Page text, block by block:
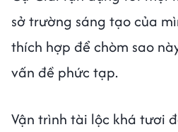
sở trường sáng tạo của
thích hợp để chòm sao
vấn đề phức tạp.
Vận trình tài lộc khá tươi